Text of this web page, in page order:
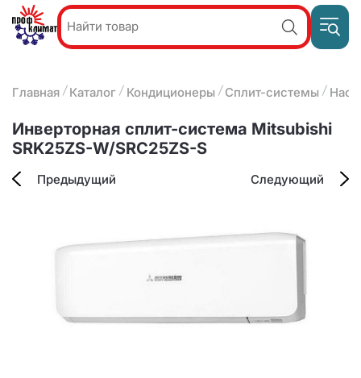
Акции и
О компании
Наши услуги
Оплата и доставка
8
25-
Главная Каталог Кондиционеры Сплит-системы
Инверторная сплит-система Mitsubishi
SRK25ZS-W/SRC25ZS-S
Предыдущий Следующий